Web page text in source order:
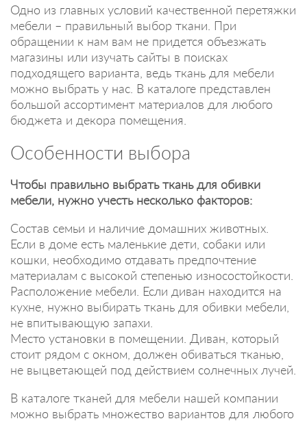
Одно из главных условий качественной перетяжки
мебели – правильный выбор ткани. При
обращении к нам вам не придется объезжать
магазины или изучать сайты в поисках
подходящего варианта, ведь ткань для мебели
можно выбрать у нас. В каталоге представлен
большой ассортимент материалов для любого
бюджета и декора помещения.
Особенности выбора
Чтобы правильно выбрать ткань для обивки
мебели, нужно учесть несколько факторов:
Состав семьи и наличие домашних животных.
Если в доме есть маленькие дети, собаки или
кошки, необходимо отдавать предпочтение
материалам с высокой степенью износостойкости.
Расположение мебели. Если диван находится на
кухне, нужно выбирать ткань для обивки мебели,
не впитывающую запахи.
Место установки в помещении. Диван, который
стоит рядом с окном, должен обиваться тканью,
не выцветающей под действием солнечных лучей.
В каталоге тканей для мебели нашей компании
можно выбрать множество вариантов для любого